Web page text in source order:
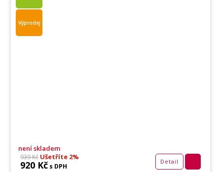
Výprodej
není skladem
939 KčUšetříte 2%
920 Kč s DPH
Detail